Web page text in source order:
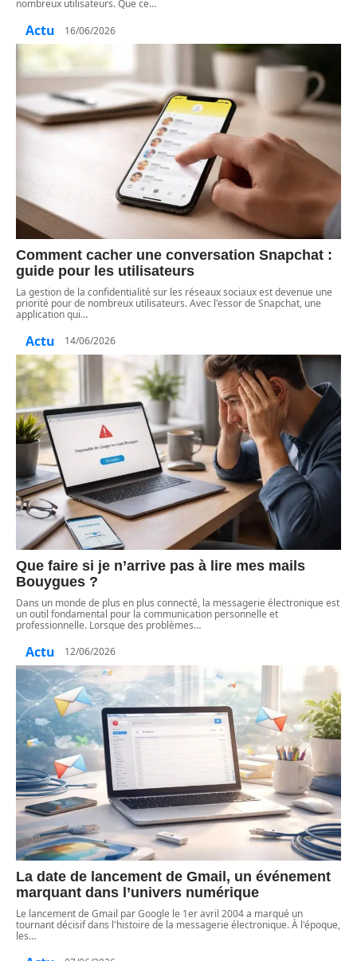
nombreux utilisateurs. Que ce…
Actu 16/06/2026
Comment cacher une conversation Snapchat :
guide pour les utilisateurs
La gestion de la confidentialité sur les réseaux sociaux est devenue une
priorité pour de nombreux utilisateurs. Avec l'essor de Snapchat, une
application qui…
Actu 14/06/2026
Que faire si je n’arrive pas à lire mes mails
Bouygues ?
Dans un monde de plus en plus connecté, la messagerie électronique est
un outil fondamental pour la communication personnelle et
professionnelle. Lorsque des problèmes…
Actu 12/06/2026
La date de lancement de Gmail, un événement
marquant dans l’univers numérique
Le lancement de Gmail par Google le 1er avril 2004 a marqué un
tournant décisif dans l'histoire de la messagerie électronique. À l'époque,
les…